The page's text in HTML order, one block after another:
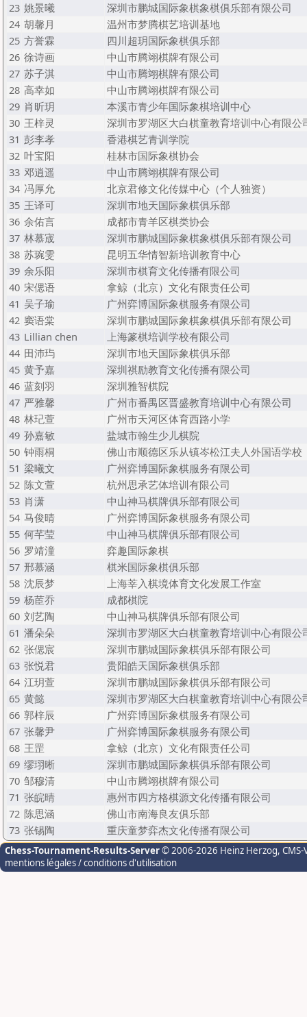
23 姚景曦
深圳市鹏城国际象棋象棋俱乐部有限公司
24 胡馨月
温州市梦腾棋艺培训基地
25 方誉霖
四川超玥国际象棋俱乐部
26 徐诗画
中山市腾翊棋牌有限公司
27 苏子淇
中山市腾翊棋牌有限公司
28 高幸如
中山市腾翊棋牌有限公司
29 肖昕玥
本溪市青少年国际象棋培训中心
30 王梓灵
深圳市罗湖区大白棋童教育培训中心有限公
31 彭李孝
香港棋艺青训学院
32 叶宝阳
桂林市国际象棋协会
33 邓逍遥
中山市腾翊棋牌有限公司
34 冯厚允
北京君修文化传媒中心（个人独资）
35 王译可
深圳市地天国际象棋俱乐部
36 余佑言
成都市青羊区棋类协会
37 林慕宬
深圳市鹏城国际象棋象棋俱乐部有限公司
38 苏琬雯
昆明五华情智新培训教育中心
39 余乐阳
深圳市棋育文化传播有限公司
40 宋偲语
拿鲸（北京）文化有限责任公司
41 吴子瑜
广州弈博国际象棋服务有限公司
42 窦语棠
深圳市鹏城国际象棋象棋俱乐部有限公司
43 Lillian chen
上海篆棋培训学校有限公司
44 田沛玙
深圳市地天国际象棋俱乐部
45 黄予嘉
深圳祺励教育文化传播有限公司
46 蓝刻羽
深圳雅智棋院
47 严雅馨
广州市番禺区晋盛教育培训中心有限公司
48 林玘萱
广州市天河区体育西路小学
49 孙嘉敏
盐城市翰生少儿棋院
50 钟雨桐
佛山市顺德区乐从镇岑松江夫人外国语学校
51 梁曦文
广州弈博国际象棋服务有限公司
52 陈文萱
杭州思承艺体培训有限公司
53 肖潇
中山神马棋牌俱乐部有限公司
54 马俊晴
广州弈博国际象棋服务有限公司
55 何芊莹
中山神马棋牌俱乐部有限公司
56 罗靖潼
弈趣国际象棋
57 邢慕涵
棋米国际象棋俱乐部
58 沈辰梦
上海莘入棋境体育文化发展工作室
59 杨茞乔
成都棋院
60 刘艺陶
中山神马棋牌俱乐部有限公司
61 潘朵朵
深圳市罗湖区大白棋童教育培训中心有限公
62 张偲宸
深圳市鹏城国际象棋俱乐部有限公司
63 张悦君
贵阳皓天国际象棋俱乐部
64 江玥萱
深圳市鹏城国际象棋俱乐部有限公司
65 黄懿
深圳市罗湖区大白棋童教育培训中心有限公
66 郭梓辰
广州弈博国际象棋服务有限公司
67 张馨尹
广州弈博国际象棋服务有限公司
68 王罡
拿鲸（北京）文化有限责任公司
69 缪珝晰
深圳市鹏城国际象棋俱乐部有限公司
70 邹穆清
中山市腾翊棋牌有限公司
71 张皖晴
惠州市四方格棋源文化传播有限公司
72 陈思涵
佛山市南海良友俱乐部
73 张锡陶 重庆童梦弈杰文化传播有限公司
Chess-Tournament-Results-Server© 2006-2026 Heinz Herzog,
mentions légales / conditions d'utilisation